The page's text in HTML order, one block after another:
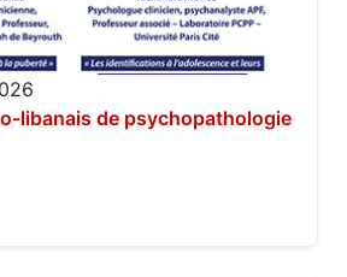
libanais de psychopathologie